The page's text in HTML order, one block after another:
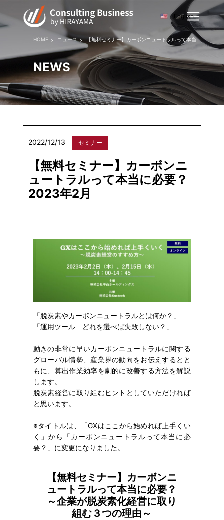
English
NEWS
HOME ニュース 【無料セミナー】カーボンニュートラルって本当に必要？
2022/12/13 セミナー
【無料セミナー】カーボンニ
ュートラルって本当に必要？
2023年2月
「脱炭素やカーボンニュートラルとは何か？」
「運用ツール どれを選べば失敗しない？」
動きの非常に早いカーボンニュートラルに関する
グローバル情勢、産業界の動向をお伝えするとと
もに、算出作業効率を劇的に改善する方法を解説
します。
脱炭素経営に取り組むヒントとしていただければ
と思います。
※タイトルは、「GXはここから始めれば上手くい
く」から「カーボンニュートラルって本当に必
要？」に変更になりました。
【無料セミナー】カーボンニ
ュートラルって本当に必要？
～企業が脱炭素化経営に取り
組む３つの理由～